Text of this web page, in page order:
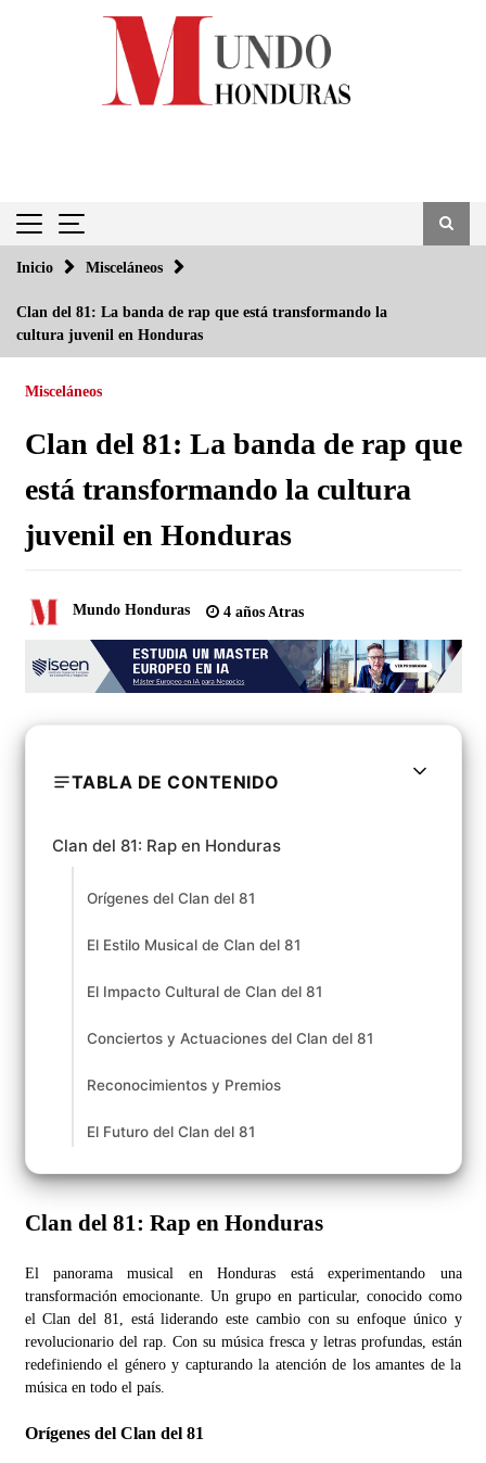
Inicio Misceláneos
Clan del 81: La banda de rap que está transformando la
cultura juvenil en Honduras
Misceláneos
Clan del 81: La banda de rap que
está transformando la cultura
juvenil en Honduras
Mundo Honduras 4 años Atras
TABLA DE CONTENIDO
Clan del 81: Rap en Honduras
Orígenes del Clan del 81
El Estilo Musical de Clan del 81
El Impacto Cultural de Clan del 81
Conciertos y Actuaciones del Clan del 81
Reconocimientos y Premios
El Futuro del Clan del 81
Clan del 81: Rap en Honduras
El panorama musical en Honduras está experimentando una
transformación emocionante. Un grupo en particular, conocido como
el Clan del 81, está liderando este cambio con su enfoque único y
revolucionario del rap. Con su música fresca y letras profundas, están
redefiniendo el género y capturando la atención de los amantes de la
música en todo el país.
Orígenes del Clan del 81